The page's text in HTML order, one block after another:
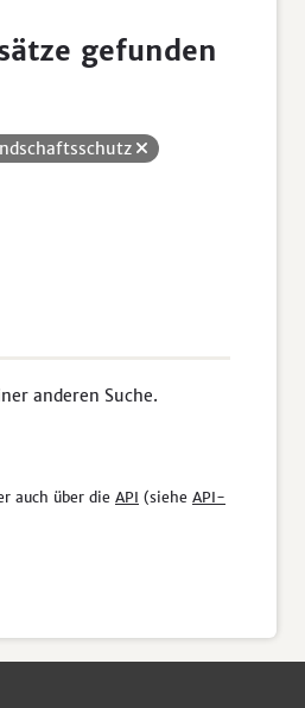
gefunden
anderen Suche.
auch über die API (siehe API-